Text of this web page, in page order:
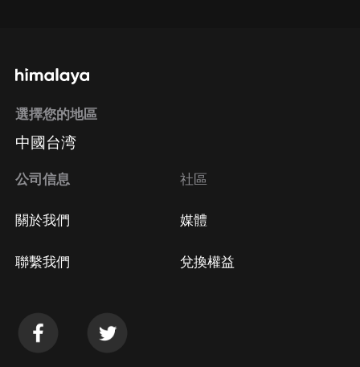
選擇您的地區
中國台湾
公司信息
關於我們
聯繫我們
社區
媒體
兌換權益